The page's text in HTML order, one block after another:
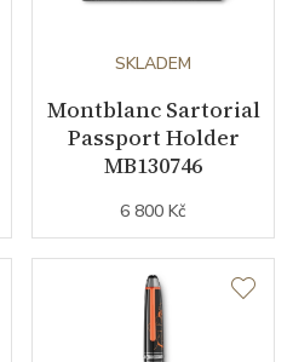
SKLADEM
Montblanc Sartorial
Passport Holder
MB130746
6 800 Kč